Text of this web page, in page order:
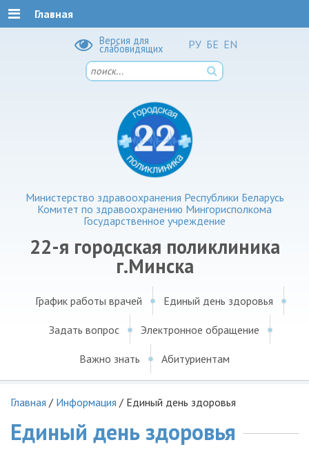
Версия для
слабовидящих РУ БЕ EN
Министерство здравоохранения Республики Беларусь
Комитет по здравоохранению Мингорисполкома
Государственное учреждение
22-я городская поликлиника
г.Минска
Главная
График работы врачей Единый день здоровья
Задать вопрос Электронное обращение
Важно знать Абитуриентам
Главная / Информация / Единый день здоровья
Единый день здоровья